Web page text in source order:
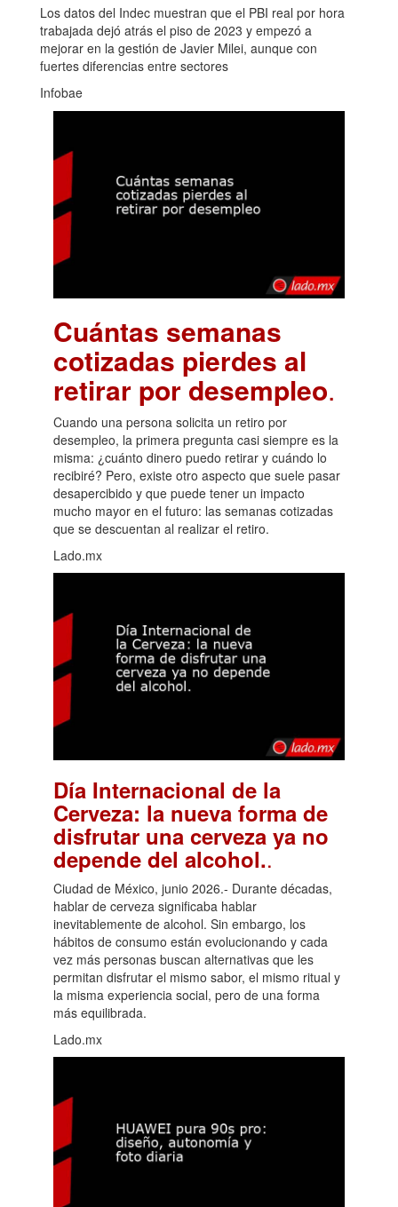
Los datos del Indec muestran que el PBI real por hora
trabajada dejó atrás el piso de 2023 y empezó a
mejorar en la gestión de Javier Milei, aunque con
fuertes diferencias entre sectores
Infobae
Cuántas semanas
cotizadas pierdes al
retirar por desempleo.
Cuando una persona solicita un retiro por
desempleo, la primera pregunta casi siempre es la
misma: ¿cuánto dinero puedo retirar y cuándo lo
recibiré? Pero, existe otro aspecto que suele pasar
desapercibido y que puede tener un impacto
mucho mayor en el futuro: las semanas cotizadas
que se descuentan al realizar el retiro.
Lado.mx
Día Internacional de la
Cerveza: la nueva forma de
disfrutar una cerveza ya no
depende del alcohol..
Ciudad de México, junio 2026.- Durante décadas,
hablar de cerveza significaba hablar
inevitablemente de alcohol. Sin embargo, los
hábitos de consumo están evolucionando y cada
vez más personas buscan alternativas que les
permitan disfrutar el mismo sabor, el mismo ritual y
la misma experiencia social, pero de una forma
más equilibrada.
Lado.mx